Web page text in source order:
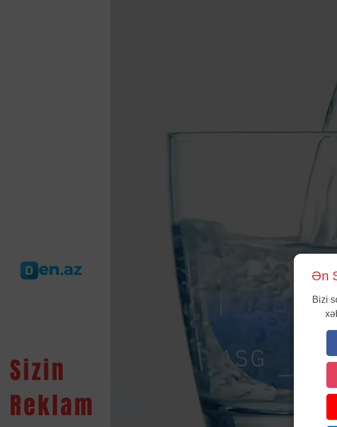
Ən
Bizi